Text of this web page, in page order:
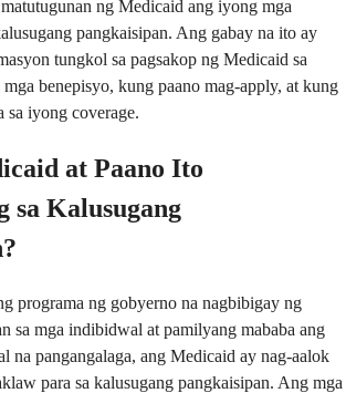
ng Medicaid ang iyong mga
pangkaisipan. Ang gabay na ito ay
tungkol sa pagsakop ng Medicaid sa
benepisyo, kung paano mag-apply, at kung
sa iyong coverage.
at Paano Ito
sa Kalusugang
programa ng gobyerno na nagbibigay ng
sa mga indibidwal at pamilyang mababa ang
na pangangalaga, ang Medicaid ay nag-aalok
para sa kalusugang pangkaisipan. Ang mga